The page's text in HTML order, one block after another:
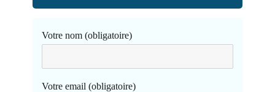
Votre nom (obligatoire)
Votre email (obligatoire)